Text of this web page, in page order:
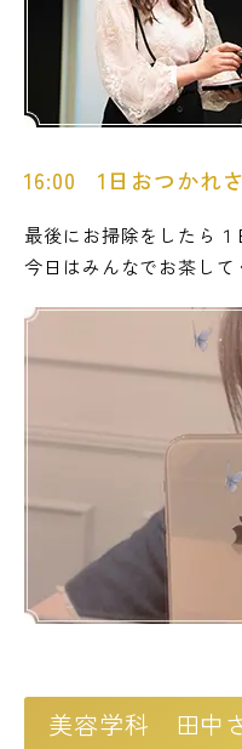
16:00 1日おつかれ
最後にお掃除をしたら１
今日はみんなでお茶して
美容学科 田中